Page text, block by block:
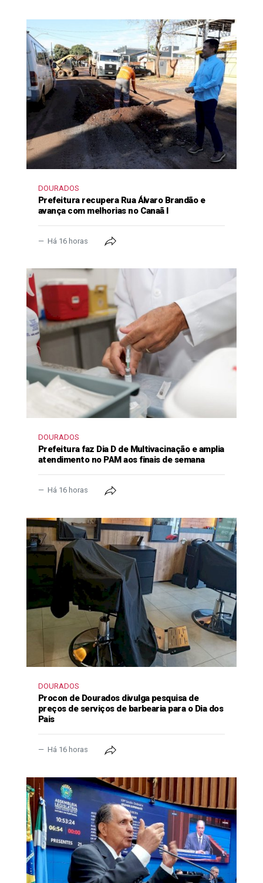
DOURADOS
Prefeitura recupera Rua Álvaro Brandão e
avança com melhorias no Canaã I
Há 16 horas
DOURADOS
Prefeitura faz Dia D de Multivacinação e amplia
atendimento no PAM aos finais de semana
Há 16 horas
DOURADOS
Procon de Dourados divulga pesquisa de
preços de serviços de barbearia para o Dia dos
Pais
Há 16 horas